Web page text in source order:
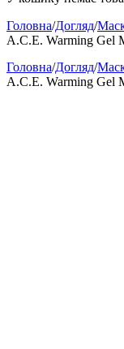
Головна/Догляд/
A.C.E. Warming Gel
Головна/Догляд/
A.C.E. Warming Gel